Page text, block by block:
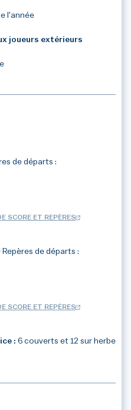
l'année
joueurs extérieurs
de départs :
SCORE ET REPÈRES
de départs :
SCORE ET REPÈRES
: 6 couverts et 12 sur herbe